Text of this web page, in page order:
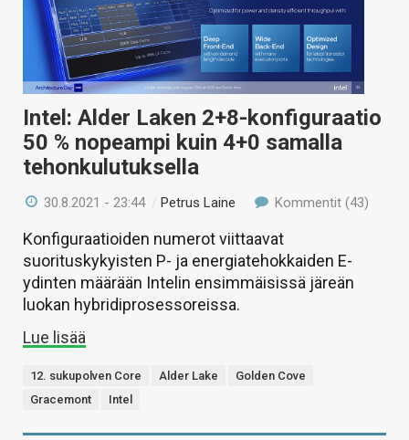
Intel: Alder Laken 2+8-konfiguraatio
50 % nopeampi kuin 4+0 samalla
tehonkulutuksella
30.8.2021 - 23:44 /Petrus Laine Kommentit (43)
Konfiguraatioiden numerot viittaavat
suorituskykyisten P- ja energiatehokkaiden E-
ydinten määrään Intelin ensimmäisissä järeän
luokan hybridiprosessoreissa.
Lue lisää
12. sukupolven Core Alder Lake
Golden Cove
Gracemont
Intel